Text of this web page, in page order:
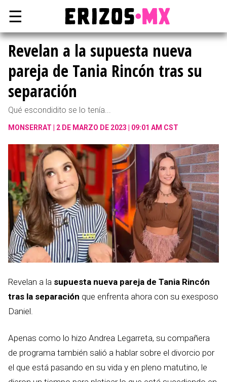
☰
Revelan a la supuesta nueva
pareja de Tania Rincón tras su
separación
Qué escondidito se lo tenía...
MONSERRAT 2 DE MARZO DE 2023 | 09:01 AM CST
Revelan a la supuesta nueva pareja de Tania Rincón
tras la separación que enfrenta ahora con su exesposo
Daniel.
Apenas como lo hizo Andrea Legarreta, su compañera
de programa también salió a hablar sobre el divorcio por
el que está pasando en su vida y en pleno matutino, le